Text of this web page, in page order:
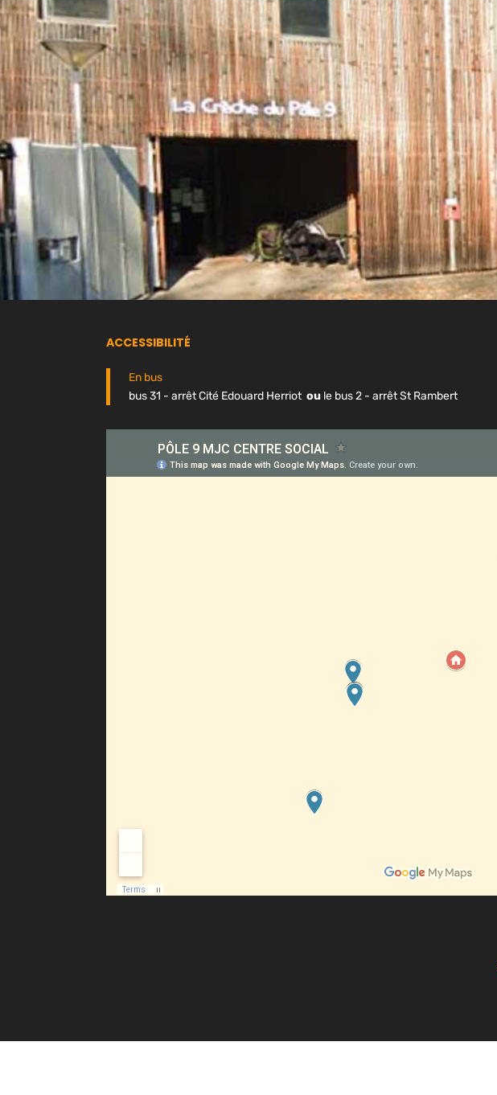
ACCESSIBILITÉ
En bus
bus 31 - arrêt Cité Edouard Herriot ou le bus 2 - arrêt St Rambert